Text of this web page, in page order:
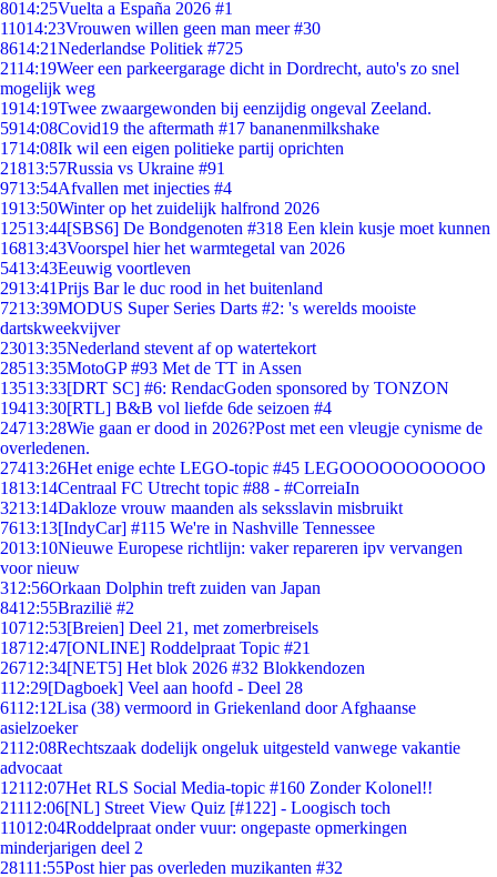
8014:25Vuelta a España 2026 #1
11014:23Vrouwen willen geen man meer #30
8614:21Nederlandse Politiek #725
2114:19Weer een parkeergarage dicht in Dordrecht, auto's zo snel
mogelijk weg
1914:19Twee zwaargewonden bij eenzijdig ongeval Zeeland.
5914:08Covid19 the aftermath #17 bananenmilkshake
1714:08Ik wil een eigen politieke partij oprichten
21813:57Russia vs Ukraine #91
9713:54Afvallen met injecties #4
1913:50Winter op het zuidelijk halfrond 2026
12513:44[SBS6] De Bondgenoten #318 Een klein kusje moet kunnen
16813:43Voorspel hier het warmtegetal van 2026
5413:43Eeuwig voortleven
2913:41Prijs Bar le duc rood in het buitenland
7213:39MODUS Super Series Darts #2: 's werelds mooiste
dartskweekvijver
23013:35Nederland stevent af op watertekort
28513:35MotoGP #93 Met de TT in Assen
13513:33[DRT SC] #6: RendacGoden sponsored by TONZON
19413:30[RTL] B&B vol liefde 6de seizoen #4
24713:28Wie gaan er dood in 2026?Post met een vleugje cynisme de
overledenen.
27413:26Het enige echte LEGO-topic #45 LEGOOOOOOOOOOO
1813:14Centraal FC Utrecht topic #88 - #CorreiaIn
3213:14Dakloze vrouw maanden als seksslavin misbruikt
7613:13[IndyCar] #115 We're in Nashville Tennessee
2013:10Nieuwe Europese richtlijn: vaker repareren ipv vervangen
voor nieuw
312:56Orkaan Dolphin treft zuiden van Japan
8412:55Brazilië #2
10712:53[Breien] Deel 21, met zomerbreisels
18712:47[ONLINE] Roddelpraat Topic #21
26712:34[NET5] Het blok 2026 #32 Blokkendozen
112:29[Dagboek] Veel aan hoofd - Deel 28
6112:12Lisa (38) vermoord in Griekenland door Afghaanse
asielzoeker
2112:08Rechtszaak dodelijk ongeluk uitgesteld vanwege vakantie
advocaat
12112:07Het RLS Social Media-topic #160 Zonder Kolonel!!
21112:06[NL] Street View Quiz [#122] - Loogisch toch
11012:04Roddelpraat onder vuur: ongepaste opmerkingen
minderjarigen deel 2
28111:55Post hier pas overleden muzikanten #32